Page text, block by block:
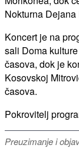
Nokturna
Koncert je na
sali Doma
časova, dok je
Kosovskoj
časova.
Pokrovitelj
Preuzimanje i